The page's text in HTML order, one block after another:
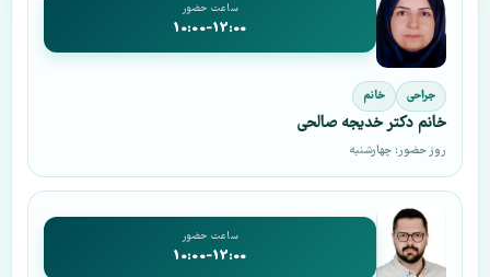
ساعت حضور
10:00-12:00
جراحی خانم
خانم دکتر خدیجه صالحی
روز حضور: چهارشنبه
ساعت حضور
10:00-12:00